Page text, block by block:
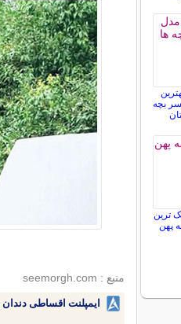
منبع : seemorgh.com
ایمپلنت اقساطی
بچه
ترین
پهن